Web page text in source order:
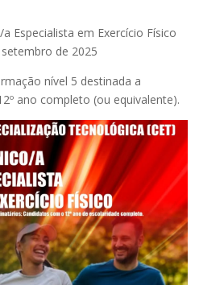
Especialista em Exercício Físico
de 2025
nível 5 destinada a
ano completo (ou equivalente).